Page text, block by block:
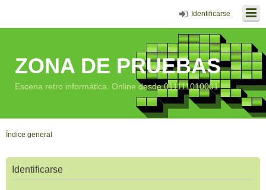
Identificarse
ZONA DE PRUEBAS
Escena retro informática. Online desde 011111010001
Índice general
Identificarse